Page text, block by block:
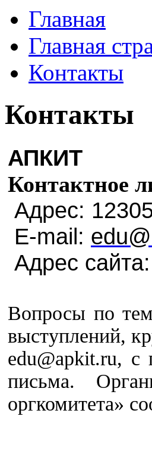
Главная
Главная
Контакты
Контакты
АПКИТ
Контактное
Адрес:
Е-mail:
Адрес сайта:
Вопросы по
выступлений,
edu@apkit.ru, с
письма.
оргкомитета»